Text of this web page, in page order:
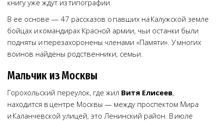
книгу уже ждут из типографии.
В ее основе — 47 рассказов о павших на Калужской земле
бойцах и командирах Красной армии, чьи останки были
подняты и перезахоронены членами «Памяти». У многих
воинов найдены родственники, семьи.
Мальчик из Москвы
Горохольский переулок, где жил Витя Елисеев,
находится в центре Москвы — между проспектом Мира
и Каланчевской улицей, это Ленинский район. В июле